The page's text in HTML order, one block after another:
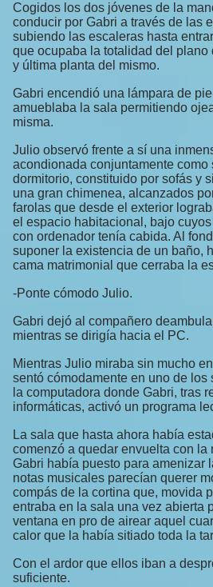
Cogidos los dos jóvenes de la
conducir por Gabri a través de las
subiendo las escaleras hasta
que ocupaba la totalidad del plano
y última planta del mismo.
Gabri encendió una lámpara de
amueblaba la sala permitiendo
misma.
Julio observó frente a sí una
acondionada conjuntamente como
dormitorio, constituido por sofás y
una gran chimenea, alcanzados
farolas que desde el exterior
el espacio habitacional, bajo
con ordenador tenía cabida. Al
suponer la existencia de un baño,
cama matrimonial que cerraba la
-Ponte cómodo Julio.
Gabri dejó al compañero
mientras se dirigía hacia el PC.
Mientras Julio miraba sin mucho
sentó cómodamente en uno de los
la computadora donde Gabri, tras
informáticas, activó un programa
La sala que hasta ahora había
comenzó a quedar envuelta con la
Gabri había puesto para amenizar
notas musicales parecían querer
compás de la cortina que, movida
entraba en la sala una vez abierta
ventana en pro de airear aquel
calor que la había sitiado toda la
Con el ardor que ellos iban a
suficiente.